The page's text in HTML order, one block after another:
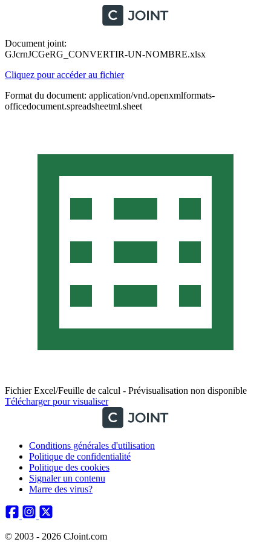
Document joint:
GJcrnJCGeRG_CONVERTIR-UN-NOMBRE.xlsx
Cliquez pour accéder au fichier
Format du document: application/vnd.openxmlformats-
officedocument.spreadsheetml.sheet
Fichier Excel/Feuille de calcul - Prévisualisation non disponible
Télécharger pour visualiser
Conditions générales d'utilisation
Politique de confidentialité
Politique des cookies
Signaler un contenu
Marre des virus?
© 2003 - 2026 CJoint.com